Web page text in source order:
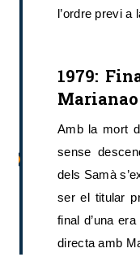
l’ordre previ a
1979:
Marianao
Amb la mort
sense
dels Samà
ser el titular
final d’una
directa amb